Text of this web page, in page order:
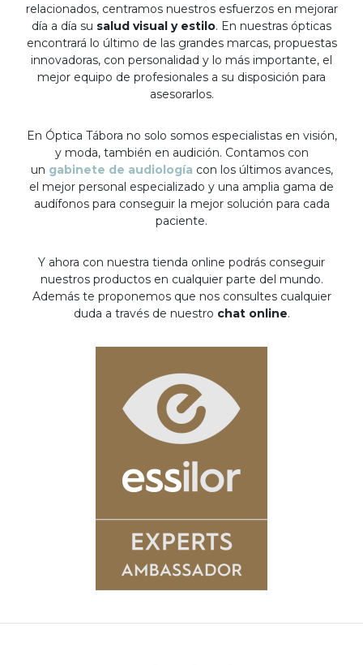
relacionados, centramos nuestros esfuerzos en mejorar
día a día su salud visual y estilo. En nuestras ópticas
encontrará lo último de las grandes marcas, propuestas
innovadoras, con personalidad y lo más importante, el
mejor equipo de profesionales a su disposición para
asesorarlos.
En Óptica Tábora no solo somos especialistas en visión,
y moda, también en audición. Contamos con
un gabinete de audiología con los últimos avances,
el mejor personal especializado y una amplia gama de
audífonos para conseguir la mejor solución para cada
paciente.
Y ahora con nuestra tienda online podrás conseguir
nuestros productos en cualquier parte del mundo.
Además te proponemos que nos consultes cualquier
duda a través de nuestro chat online.